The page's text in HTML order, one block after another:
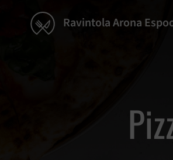
Ravintola Arona